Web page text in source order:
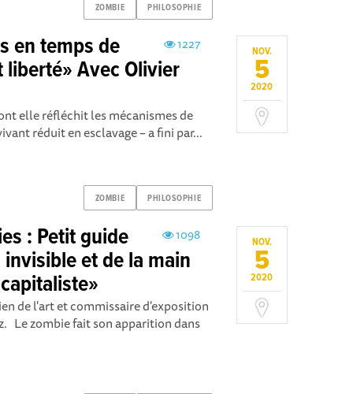
ZOMBIE PHILOSOPHIE
NOV.
5
2020
1227
en temps de
liberté» Avec Olivier
elle réfléchit les mécanismes de
réduit en esclavage – a fini par...
ZOMBIE PHILOSOPHIE
NOV.
5
2020
1098
: Petit guide
et de la main
de l'art et commissaire d'exposition
Le zombie fait son apparition dans